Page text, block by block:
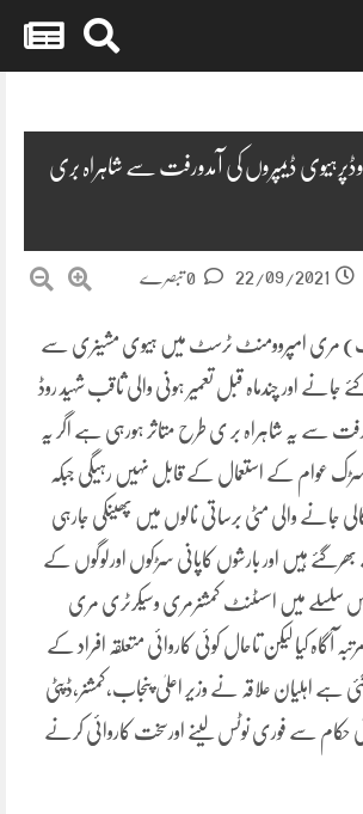
ڈیمپروں کی آمدورفت سے شاہراہ بری
22/09/2021
مری امپروومنٹ ٹرسٹ میں ہیوی مشینری سے
جانے اور چندماہ قبل تعمیر ہونی والی ثاقب شہید روڈ
رفت سے یہ شاہراہ بر ی طرح متاثر ہورہی ہے اگر یہ
سڑک عوام کے استعمال کے قابل نہیں رہیگی جبکہ
والی مٹی برساتی نالوں میں پھینکی جارہی
ہیں اور بارشوں کاپانی سڑکوں اورلوگوں کے
سلسلے میں اسسٹنٹ کمشنرمری وسیکرٹری مری
آگاہ کیا لیکن تاحال کوئی کاروائی متعلقہ افراد کے
ہے اہلیان علاقہ نے وزیر اعلیٰ پنجاب،کمشنر،ڈپٹی
اعلیٰ حکام سے فوری نوٹس لینے اورسخت کاروائی کرنے